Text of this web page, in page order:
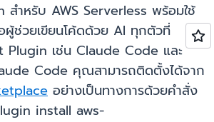
ำหรับ AWS Serverless พร้อมใช้
ผู้ช่วยเขียนโค้ดด้วย AI ทุกตัวที่
Plugin เช่น Claude Code และ
Code คุณสามารถติดตั้งได้จาก
อย่างเป็นทางการด้วยคำสั่ง
install aws-